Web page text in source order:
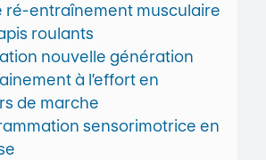
ré-entraînement musculaire
roulants
nouvelle génération
à l’effort en
de marche
sensorimotrice en